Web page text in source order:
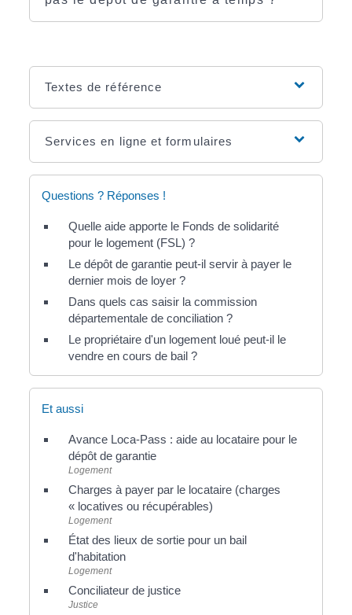
Textes de référence
Services en ligne et formulaires
Questions ? Réponses !
Quelle aide apporte le Fonds de solidarité
pour le logement (FSL) ?
Le dépôt de garantie peut-il servir à payer le
dernier mois de loyer ?
Dans quels cas saisir la commission
départementale de conciliation ?
Le propriétaire d'un logement loué peut-il le
vendre en cours de bail ?
Et aussi
Avance Loca-Pass : aide au locataire pour le
dépôt de garantie
Logement
Charges à payer par le locataire (charges
« locatives ou récupérables)
Logement
État des lieux de sortie pour un bail
d'habitation
Logement
Conciliateur de justice
Justice